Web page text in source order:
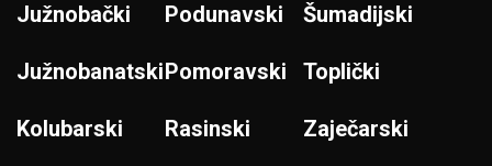
Južnobački
Južnobanatski
Kolubarski
Podunavski
Pomoravski
Rasinski
Šumadijski
Toplički
Zaječarski